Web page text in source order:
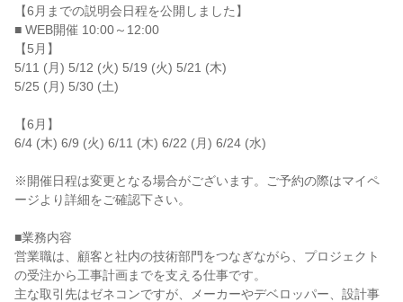
【6月までの説明会日程を公開しました】
■ WEB開催 10:00～12:00
【5月】
5/11 (月) 5/12 (火) 5/19 (火) 5/21 (木)
5/25 (月) 5/30 (土)
【6月】
6/4 (木) 6/9 (火) 6/11 (木) 6/22 (月) 6/24 (水)
※開催日程は変更となる場合がございます。ご予約の際はマイペ
ージより詳細をご確認下さい。
■業務内容
営業職は、顧客と社内の技術部門をつなぎながら、プロジェクト
の受注から工事計画までを支える仕事です。
主な取引先はゼネコンですが、メーカーやデベロッパー、設計事